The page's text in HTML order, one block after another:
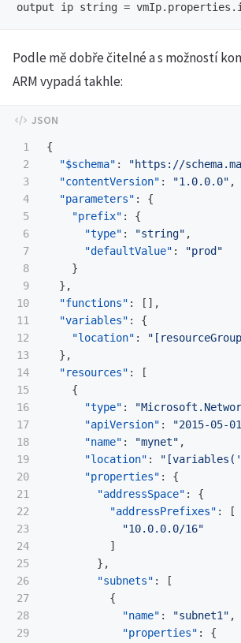
Podle mě dobře čitelné a s možností
ARM vypadá takhle:
1
2
3
4
5
6
7
8
9
10
11
12
13
14
15
16
17
18
19
20
21
22
23
24
25
26
27
28
29
{
"$schema" :
"https://
"contentVersion" : "1.0.0.0" ,
"parameters" :
{
"prefix" :
{
"type" : "string" ,
"defaultValue" :
"prod"
}
},
"functions" :
[],
"variables" :
{
"location" :
},
"resources" :
[
{
"type" :
"apiVersion" : "2015-05-
"name" : "mynet" ,
"location" :
"properties" :
{
"addressSpace" :
{
"addressPrefixes" :
[
"10.0.0.0/16"
]
},
"subnets" :
[
{
"name" : "subnet1" ,
"properties" :
{